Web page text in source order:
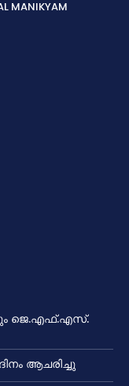
MANIKYAM
ജെ.എഫ്.എസ്.
ആചരിച്ചു